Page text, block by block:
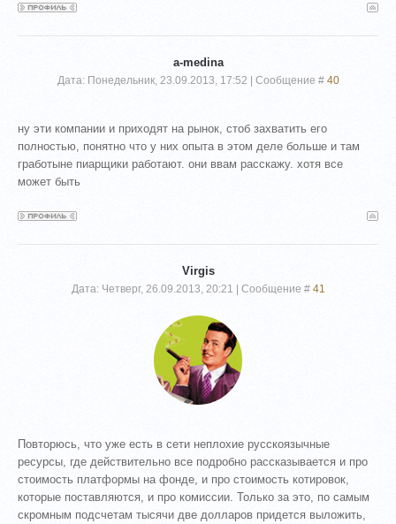
a-medina
Дата: Понедельник, 23.09.2013, 17:52 | Сообщение # 40
ну эти компании и приходят на рынок, стоб захватить его
полностью, понятно что у них опыта в этом деле больше и там
гработыне пиарщики работают. они ввам расскажу. хотя все
может быть
Virgis
Дата: Четверг, 26.09.2013, 20:21 | Сообщение # 41
Повторюсь, что уже есть в сети неплохие русскоязычные
ресурсы, где действительно все подробно рассказывается и про
стоимость платформы на фонде, и про стоимость котировок,
которые поставляются, и про комиссии. Только за это, по самым
скромным подсчетам тысячи две долларов придется выложить,